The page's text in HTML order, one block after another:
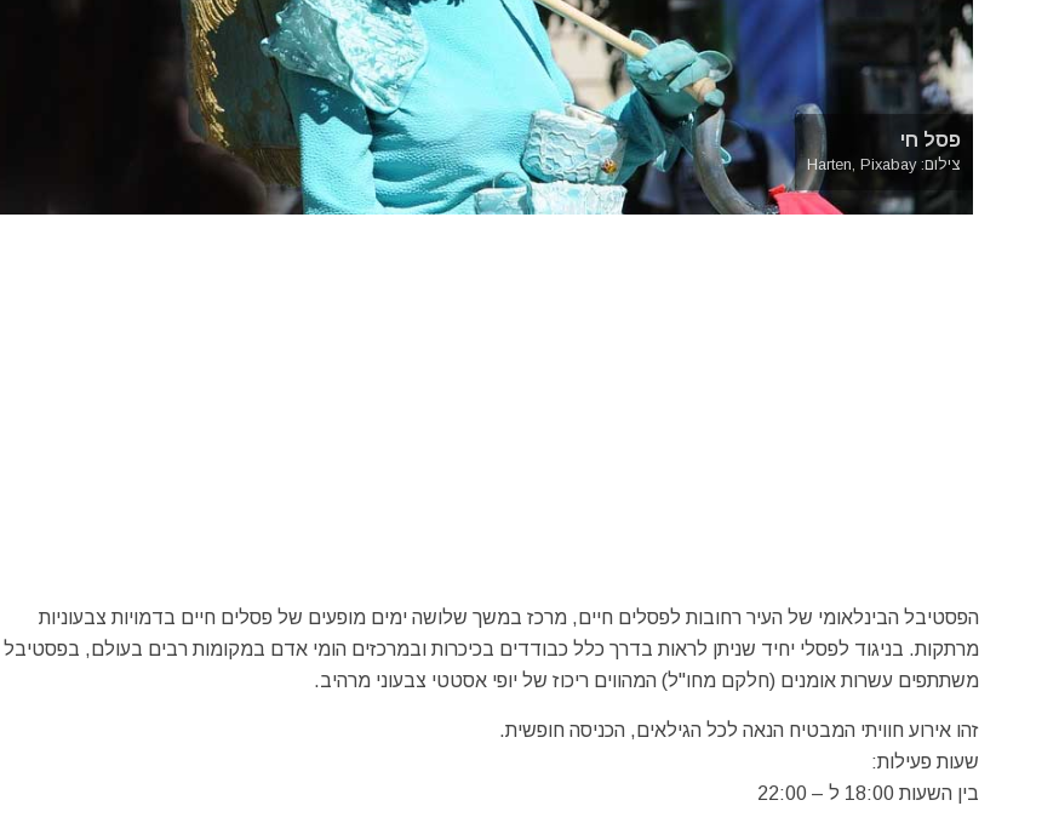
פסל חי
צילום: Harten, Pixabay
הפסטיבל הבינלאומי של העיר רחובות לפסלים חיים, מרכז במשך שלושה ימים מופעים של פסלים חיים בדמויות צבעוניות
מרתקות. בניגוד לפסלי יחיד שניתן לראות בדרך כלל כבודדים בכיכרות ובמרכזים הומי אדם במקומות רבים בעולם,
משתתפים עשרות אומנים (חלקם מחו"ל) המהווים ריכוז של יופי אסטטי צבעוני מרהיב.
זהו אירוע חוויתי המבטיח הנאה לכל הגילאים, הכניסה חופשית.
שעות פעילות:
בין השעות 18:00 ל – 22:00